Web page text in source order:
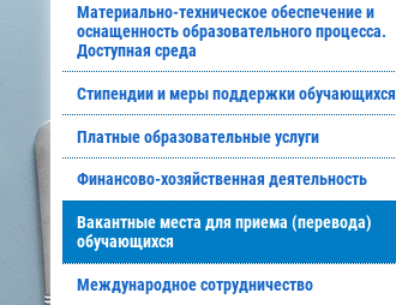
Материально-техническое обеспечение и
оснащенность образовательного процесса.
Доступная среда
Стипендии и меры поддержки обучающихся
Платные образовательные услуги
Финансово-хозяйственная деятельность
Вакантные места для приема (перевода)
обучающихся
Международное сотрудничество